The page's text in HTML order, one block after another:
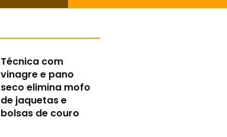
Técnica com
vinagre e pano
seco elimina mofo
de jaquetas e
bolsas de couro